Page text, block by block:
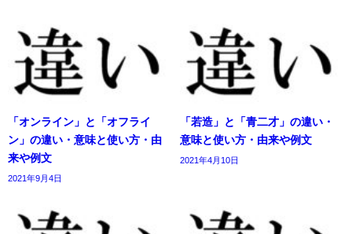
「オンライン」と「オフライ
ン」の違い・意味と使い方・由
来や例文
2021年9月4日
「若造」と「青二才」の違い・
意味と使い方・由来や例文
2021年4月10日